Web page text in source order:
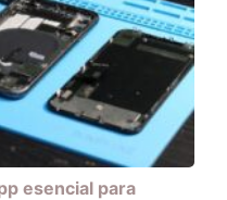
esencial para